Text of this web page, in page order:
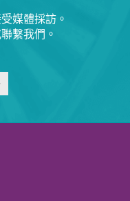
媒體採訪。
繫我們。